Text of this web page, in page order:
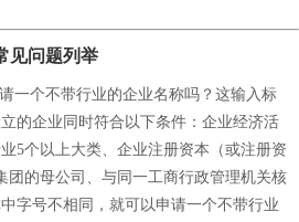
见问题列举
一个不带行业的企业名称吗？这输入标
企业同时符合以下条件：企业经济活
5个以上大类、企业注册资本（或注册资
团的母公司、与同一工商行政管理机关核
字号不相同，就可以申请一个不带行业